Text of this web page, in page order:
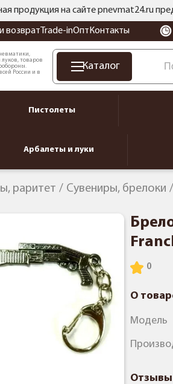
продукция на сайте pnevmat24.ru
возврат Trade-inОпт Контакты
товаров
России и в
Каталог
Пистолеты
Арбалеты и луки
раритет Сувениры, брелоки
О
Модель
Отзывы